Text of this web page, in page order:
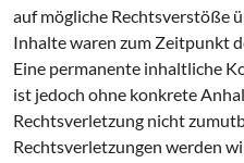
auf mögliche Rechtsverstöße
Inhalte waren zum Zeitpunkt
Eine permanente inhaltliche
ist jedoch ohne konkrete
Rechtsverletzung nicht
Rechtsverletzungen werden